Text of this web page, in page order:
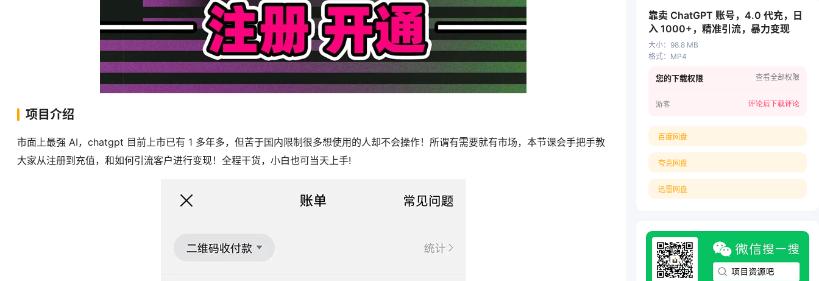
项目介绍
市面上最强 AI，chatgpt 目前上市已有 1 多年多，但苦于国内限制很多想使用的人却不会操作！所谓有需要就有市场，本节课会手把手教
大家从注册到充值，和如何引流客户进行变现！全程干货，小白也可当天上手!
靠卖 ChatGPT 账号，4.0 代充，日
入 1000+，精准引流，暴力变现
大小： 98.8 MB
格式： MP4
您的下载权限 查看全部权限
游客 评论后下载评论
百度网盘
夸克网盘
迅雷网盘